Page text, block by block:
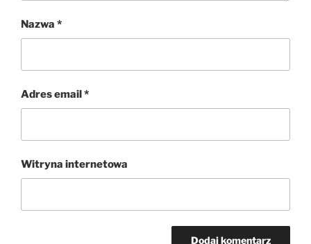
Nazwa *
Adres email*
Witryna internetowa